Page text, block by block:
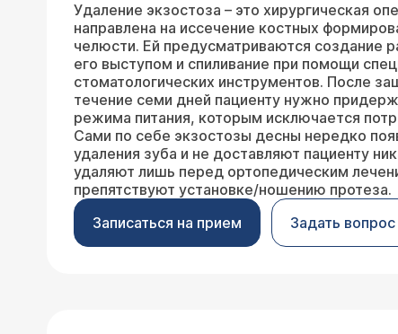
Удаление экзостоза – это хирургическая
направлена на иссечение костных
челюсти. Ей предусматриваются создание
его выступом и спиливание при помощи
стоматологических инструментов. После
течение семи дней пациенту нужно
режима питания, которым исключается
Сами по себе экзостозы десны нередко
удаления зуба и не доставляют пациенту
удаляют лишь перед ортопедическим
препятствуют установке/ношению протеза.
Записаться на прием
Задать вопрос